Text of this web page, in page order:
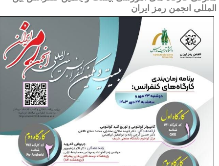
انجمن رمز ایران